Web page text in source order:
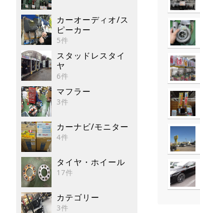
カーオーディオ/ス
ピーカー
5件
スタッドレスタイ
ヤ
6件
マフラー
3件
カーナビ/モニター
4件
タイヤ・ホイール
17件
カテゴリー
3件